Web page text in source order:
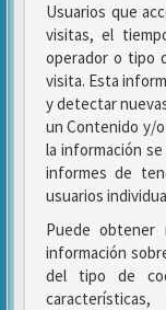
Usuarios que
visitas, el
operador o tipo
visita. Esta
y detectar
un Contenido y/
la información
informes de
usuarios
Puede obtener
información
del tipo de